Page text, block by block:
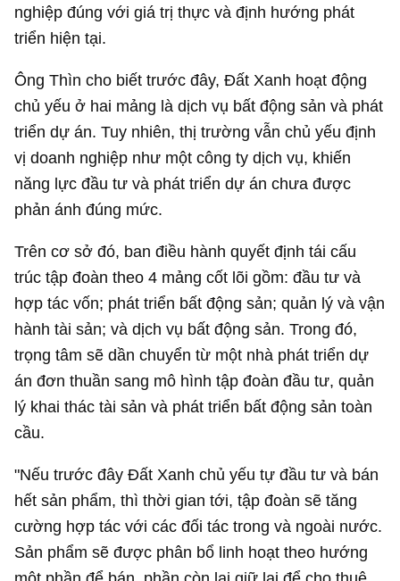
nghiệp đúng với giá trị thực và định hướng phát
triển hiện tại.
Ông Thìn cho biết trước đây, Đất Xanh hoạt động
chủ yếu ở hai mảng là dịch vụ bất động sản và phát
triển dự án. Tuy nhiên, thị trường vẫn chủ yếu định
vị doanh nghiệp như một công ty dịch vụ, khiến
năng lực đầu tư và phát triển dự án chưa được
phản ánh đúng mức.
Trên cơ sở đó, ban điều hành quyết định tái cấu
trúc tập đoàn theo 4 mảng cốt lõi gồm: đầu tư và
hợp tác vốn; phát triển bất động sản; quản lý và vận
hành tài sản; và dịch vụ bất động sản. Trong đó,
trọng tâm sẽ dần chuyển từ một nhà phát triển dự
án đơn thuần sang mô hình tập đoàn đầu tư, quản
lý khai thác tài sản và phát triển bất động sản toàn
cầu.
"Nếu trước đây Đất Xanh chủ yếu tự đầu tư và bán
hết sản phẩm, thì thời gian tới, tập đoàn sẽ tăng
cường hợp tác với các đối tác trong và ngoài nước.
Sản phẩm sẽ được phân bổ linh hoạt theo hướng